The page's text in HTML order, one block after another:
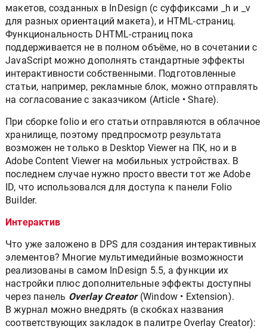
макетов, созданных в InDesign (с суффиксами _h и _v
для разных ориентаций макета), и HTML-страниц.
Функциональность DHTML-страниц пока
поддерживается не в полном объёме, но в сочетании с
JavaScript можно дополнять стандартные эффекты
интерактивности собственными. Подготовленные
статьи, например, рекламные блок, можно отправлять
на согласование с заказчиком (Article • Share).
При сборке folio и его статьи отправляются в облачное
хранилище, поэтому предпросмотр результата
возможен не только в Desktop Viewer на ПК, но и в
Adobe Content Viewer на мобильных устройствах. В
последнем случае нужно просто ввести тот же Adobe
ID, что использовался для доступа к панели Folio
Builder.
Интерактив
Что уже заложено в DPS для создания интерактивных
элементов? Многие мультимедийные возможности
реализованы в самом InDesign 5.5, а функции их
настройки плюс дополнительные эффекты доступны
через панель Overlay Creator(Window • Extension).
В журнал можно внедрять (в скобках названия
соответствующих закладок в палитре Overlay Creator):